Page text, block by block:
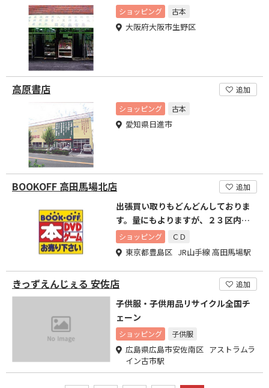
ショッピング
古本
大阪府大阪市生野区
高原書店
追加
ショッピング
古本
愛知県日進市
BOOKOFF 高田馬場北店 追加
出張買い取りもどんどんしておりま
す。量にもよりますが、２３区内ど
こでも行きます！
ショッピング ＣＤ
東京都豊島区 JR山手線 高田馬場駅
きっずえんじぇる 安佐店 追加
子供服・子供用品リサイクル全国チ
ェーン
ショッピング 子供服
広島県広島市安佐南区 アストラムラ
イン古市駅